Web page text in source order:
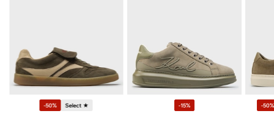
-50% Select ★ -15% -50%